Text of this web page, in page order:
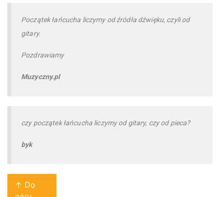
Początek łańcucha liczymy od źródła dźwięku, czyli od
gitary.
Pozdrawiamy
Muzyczny.pl
czy początek łańcucha liczymy od gitary, czy od pieca?
byk
↑ Do